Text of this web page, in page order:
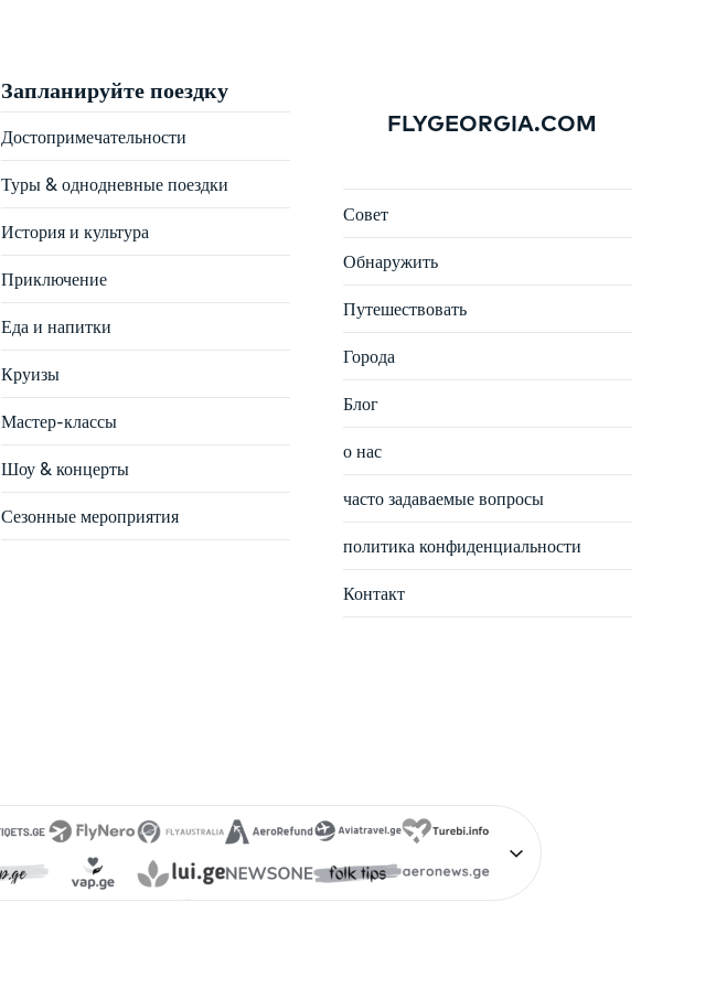
Запланируйте поездку
Достопримечательности
Туры & однодневные поездки
История и культура
Приключение
Еда и напитки
Круизы
Мастер-классы
Шоу & концерты
Сезонные мероприятия
FLYGEORGIA.COM
Совет
Обнаружить
Путешествовать
Города
Блог
о нас
часто задаваемые вопросы
политика конфиденциальности
Контакт